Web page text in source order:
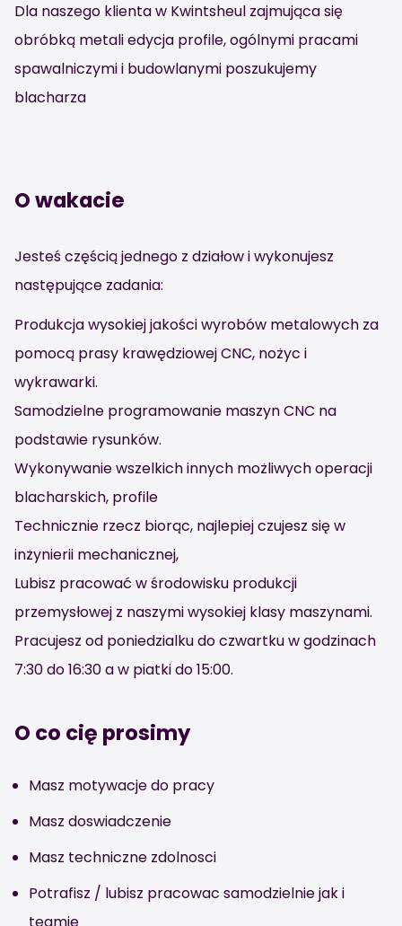
Dla naszego klienta w Kwintsheul zajmująca się
obróbką metali edycja profile, ogólnymi pracami
spawalniczymi i budowlanymi poszukujemy
blacharza
O wakacie
Jesteś częścią jednego z działow i wykonujesz
następujące zadania:
Produkcja wysokiej jakości wyrobów metalowych za
pomocą prasy krawędziowej CNC, nożyc i
wykrawarki.
Samodzielne programowanie maszyn CNC na
podstawie rysunków.
Wykonywanie wszelkich innych możliwych operacji
blacharskich, profile
Technicznie rzecz biorąc, najlepiej czujesz się w
inżynierii mechanicznej,
Lubisz pracować w środowisku produkcji
przemysłowej z naszymi wysokiej klasy maszynami.
Pracujesz od poniedzialku do czwartku w godzinach
7:30 do 16:30 a w piatki do 15:00.
O co cię prosimy
Masz motywacje do pracy
Masz doswiadczenie
Masz techniczne zdolnosci
Potrafisz / lubisz pracowac samodzielnie jak i